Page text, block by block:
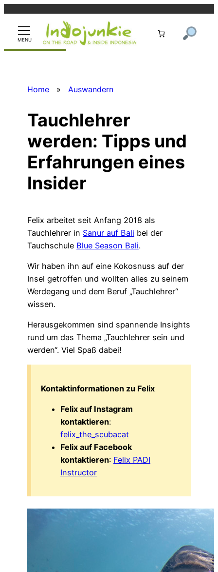
springen
Home » Auswandern
Tauchlehrer
werden: Tipps und
Erfahrungen eines
Insider
Felix arbeitet seit Anfang 2018 als
Tauchlehrer in Sanur auf Bali bei der
Tauchschule Blue Season Bali.
Wir haben ihn auf eine Kokosnuss auf der
Insel getroffen und wollten alles zu seinem
Werdegang und dem Beruf „Tauchlehrer“
wissen.
Herausgekommen sind spannende Insights
rund um das Thema „Tauchlehrer sein und
werden“. Viel Spaß dabei!
Kontaktinformationen zu Felix
Felix auf Instagram
kontaktieren:
felix_the_scubacat
Felix auf Facebook
kontaktieren: Felix PADI
Instructor